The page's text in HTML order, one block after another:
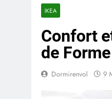
IKEA
Confort
de
Dormirenvol 9